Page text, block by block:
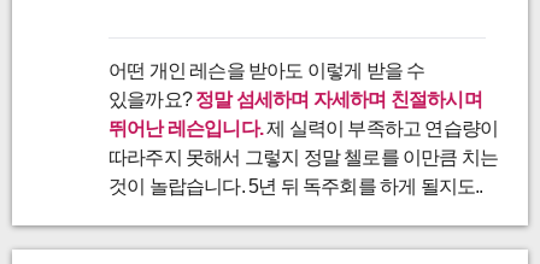
어떤 개인 레슨을 받아도 이렇게 받을 수
있을까요?정말 섬세하며 자세하며 친절하시며
뛰어난 레슨입니다.제 실력이 부족하고 연습량이
따라주지 못해서 그렇지 정말 첼로를 이만큼 치는
것이 놀랍습니다. 5년 뒤 독주회를 하게 될지도..